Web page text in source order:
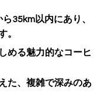
35km以内にあり、
。
める魅力的なコーヒ
た、複雑で深みのあ